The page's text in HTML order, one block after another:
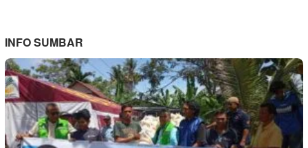
INFO SUMBAR